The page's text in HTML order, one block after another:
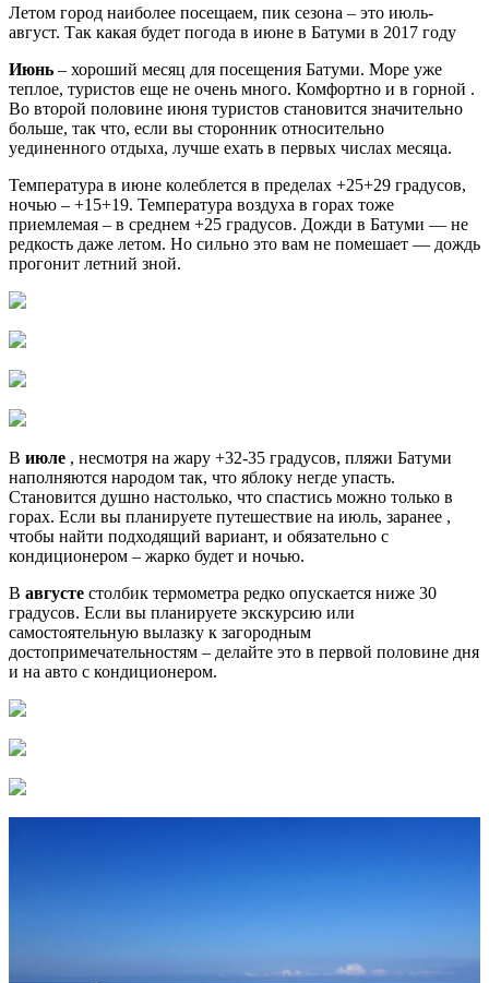
Летом город наиболее посещаем, пик сезона – это июль-
август. Так какая будет погода в июне в Батуми в 2017 году
Июнь – хороший месяц для посещения Батуми. Море уже
теплое, туристов еще не очень много. Комфортно и в горной .
Во второй половине июня туристов становится значительно
больше, так что, если вы сторонник относительно
уединенного отдыха, лучше ехать в первых числах месяца.
Температура в июне колеблется в пределах +25+29 градусов,
ночью – +15+19. Температура воздуха в горах тоже
приемлемая – в среднем +25 градусов. Дожди в Батуми — не
редкость даже летом. Но сильно это вам не помешает — дождь
прогонит летний зной.
В июле , несмотря на жару +32-35 градусов, пляжи Батуми
наполняются народом так, что яблоку негде упасть.
Становится душно настолько, что спастись можно только в
горах. Если вы планируете путешествие на июль, заранее ,
чтобы найти подходящий вариант, и обязательно с
кондиционером – жарко будет и ночью.
В августе столбик термометра редко опускается ниже 30
градусов. Если вы планируете экскурсию или
самостоятельную вылазку к загородным
достопримечательностям – делайте это в первой половине дня
и на авто с кондиционером.